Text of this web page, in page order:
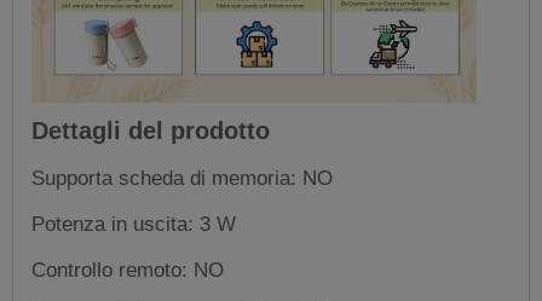
Dettagli del prodotto
Supporta scheda di memoria: NO
Potenza in uscita: 3 W
Controllo remoto: NO